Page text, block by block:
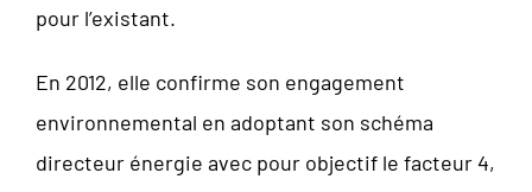
pour l’existant.
En 2012, elle confirme son engagement
environnemental en adoptant son schéma
directeur énergie avec pour objectif le facteur 4,